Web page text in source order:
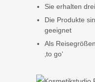
Sie erhalten
Die Produkte
geeignet
Als
‚to go‘